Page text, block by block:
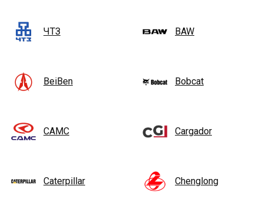
ЧТЗ BAW
BeiBen Bobcat
CAMC Cargador
Caterpillar Chenglong